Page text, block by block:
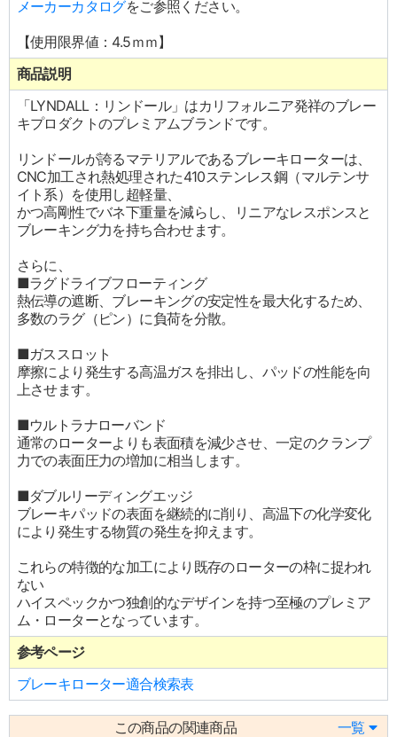
メーカーカタログをご参照ください。
【使用限界値：4.5ｍｍ】
商品説明
「LYNDALL：リンドール」はカリフォルニア発祥のブレー
キプロダクトのプレミアムブランドです。
リンドールが誇るマテリアルであるブレーキローターは、
CNC加工され熱処理された410ステンレス鋼（マルテンサ
イト系）を使用し超軽量、
かつ高剛性でバネ下重量を減らし、リニアなレスポンスと
ブレーキング力を持ち合わせます。
さらに、
■ラグドライブフローティング
熱伝導の遮断、ブレーキングの安定性を最大化するため、
多数のラグ（ピン）に負荷を分散。
■ガススロット
摩擦により発生する高温ガスを排出し、パッドの性能を向
上させます。
■ウルトラナローバンド
通常のローターよりも表面積を減少させ、一定のクランプ
力での表面圧力の増加に相当します。
■ダブルリーディングエッジ
ブレーキパッドの表面を継続的に削り、高温下の化学変化
により発生する物質の発生を抑えます。
これらの特徴的な加工により既存のローターの枠に捉われ
ない
ハイスペックかつ独創的なデザインを持つ至極のプレミア
ム・ローターとなっています。
参考ページ
ブレーキローター適合検索表
この商品の関連商品 一覧